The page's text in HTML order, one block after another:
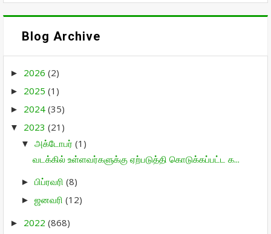
Blog Archive
► 2026 (2)
► 2025 (1)
► 2024 (35)
▼ 2023 (21)
▼ அக்டோபர் (1)
வடக்கில் உள்ளவர்களுக்கு ஏற்படுத்தி கொடுக்கப்பட்ட க...
► பிப்ரவரி (8)
► ஜனவரி (12)
► 2022 (868)